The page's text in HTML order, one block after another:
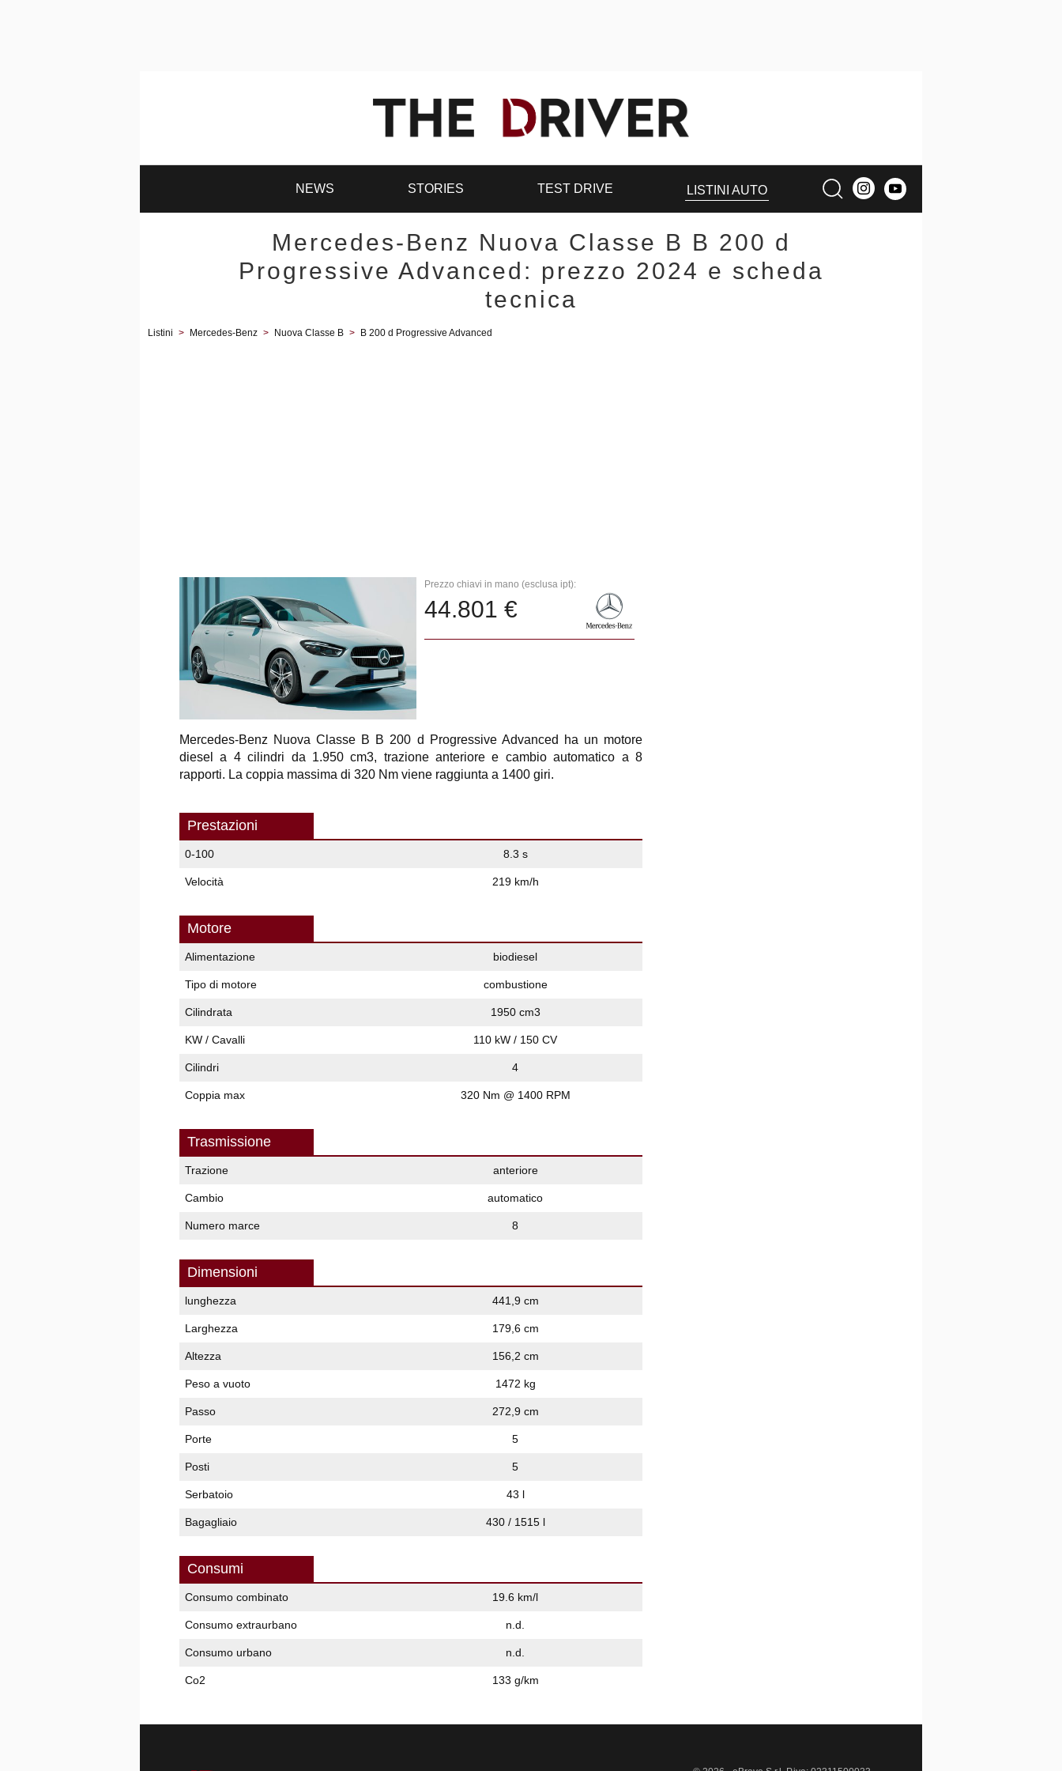
NEWS STORIES TEST DRIVE LISTINI AUTO
Mercedes-Benz Nuova Classe B B 200 d
Progressive Advanced: prezzo 2024 e scheda
tecnica
Listini > Mercedes-Benz > Nuova Classe B > B 200 d Progressive Advanced
Prezzo chiavi in mano (esclusa ipt):
44.801 €
Mercedes-Benz Nuova Classe B B 200 d Progressive Advanced ha un motore
diesel a 4 cilindri da 1.950 cm3, trazione anteriore e cambio automatico a 8
rapporti. La coppia massima di 320 Nm viene raggiunta a 1400 giri.
Prestazioni
0-100 8.3 s
Velocità 219 km/h
Motore
Alimentazione biodiesel
Tipo di motore combustione
Cilindrata 1950 cm3
KW / Cavalli 110 kW / 150 CV
Cilindri 4
Coppia max 320 Nm @ 1400 RPM
Trasmissione
Trazione anteriore
Cambio automatico
Numero marce 8
Dimensioni
lunghezza 441,9 cm
Larghezza 179,6 cm
Altezza 156,2 cm
Peso a vuoto 1472 kg
Passo 272,9 cm
Porte 5
Posti 5
Serbatoio 43 l
Bagagliaio 430 / 1515 l
Consumi
Consumo combinato 19.6 km/l
Consumo extraurbano n.d.
Consumo urbano n.d.
Co2 133 g/km